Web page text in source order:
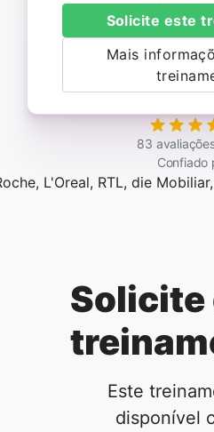
Solicite este
Mais
83
Confiado
Solicite
Este
disponível